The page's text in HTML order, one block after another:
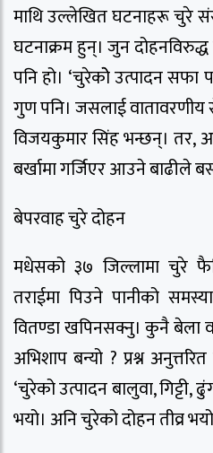
माथि उल्लेखित घटनाहरू चुरे
घटनाक्रम हुन्। जुन
पनि हो। ‘चुरेकोे उत्पादन सफा
गुण पनि। जसलाई वातावरणीय
विजयकुमार सिंह भन्छन्। तर,
बर्खामा गर्जिएर आउने बाढीले
बेपरवाह चुरे दोहन
मधेसको ३७ जिल्लामा चुरे
तराईमा पिउने पानीको
वितण्डा खपिनसक्नु। कुनै बेला
अभिशाप बन्यो ? प्रश्न
‘चुरेको उत्पादन बालुवा,
भयो। अनि चुरेको दोहन तीव्र